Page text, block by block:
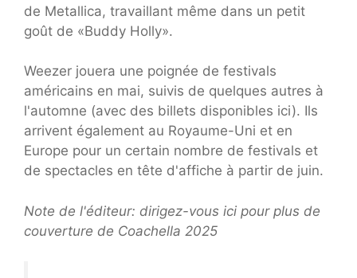
de Metallica, travaillant même dans un petit
goût de «Buddy Holly».
Weezer jouera une poignée de festivals
américains en mai, suivis de quelques autres à
l'automne (avec des billets disponibles ici). Ils
arrivent également au Royaume-Uni et en
Europe pour un certain nombre de festivals et
de spectacles en tête d'affiche à partir de juin.
Note de l'éditeur: dirigez-vous ici pour plus de
couverture de Coachella 2025